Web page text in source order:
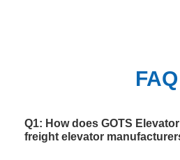
FAQ
Q1: How does GOTS
freight elevator